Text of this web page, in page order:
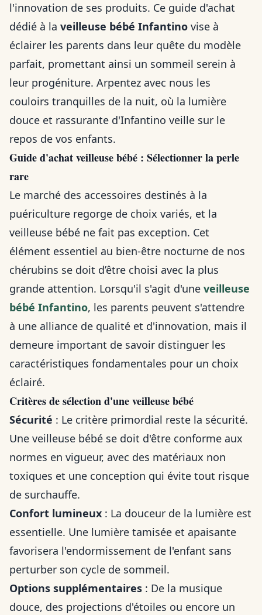
l'innovation de ses produits. Ce guide d'achat
dédié à la veilleuse bébé Infantino vise à
éclairer les parents dans leur quête du modèle
parfait, promettant ainsi un sommeil serein à
leur progéniture. Arpentez avec nous les
couloirs tranquilles de la nuit, où la lumière
douce et rassurante d'Infantino veille sur le
repos de vos enfants.
Guide d'achat veilleuse bébé : Sélectionner la perle
rare
Le marché des accessoires destinés à la
puériculture regorge de choix variés, et la
veilleuse bébé ne fait pas exception. Cet
élément essentiel au bien-être nocturne de nos
chérubins se doit d’être choisi avec la plus
grande attention. Lorsqu'il s'agit d'une veilleuse
bébé Infantino, les parents peuvent s'attendre
à une alliance de qualité et d'innovation, mais il
demeure important de savoir distinguer les
caractéristiques fondamentales pour un choix
éclairé.
Critères de sélection d'une veilleuse bébé
Sécurité : Le critère primordial reste la sécurité.
Une veilleuse bébé se doit d'être conforme aux
normes en vigueur, avec des matériaux non
toxiques et une conception qui évite tout risque
de surchauffe.
Confort lumineux : La douceur de la lumière est
essentielle. Une lumière tamisée et apaisante
favorisera l'endormissement de l'enfant sans
perturber son cycle de sommeil.
Options supplémentaires : De la musique
douce, des projections d'étoiles ou encore un